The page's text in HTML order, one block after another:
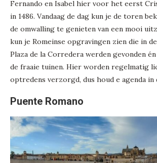
Fernando en Isabel hier voor het eerst
in 1486. Vandaag de dag kun je de toren
de omwalling te genieten van een mooi
kun je Romeinse opgravingen zien die in
Plaza de la Corredera werden gevonden
de fraaie tuinen. Hier worden regelmatig
optredens verzorgd, dus houd e agenda in
Puente Romano